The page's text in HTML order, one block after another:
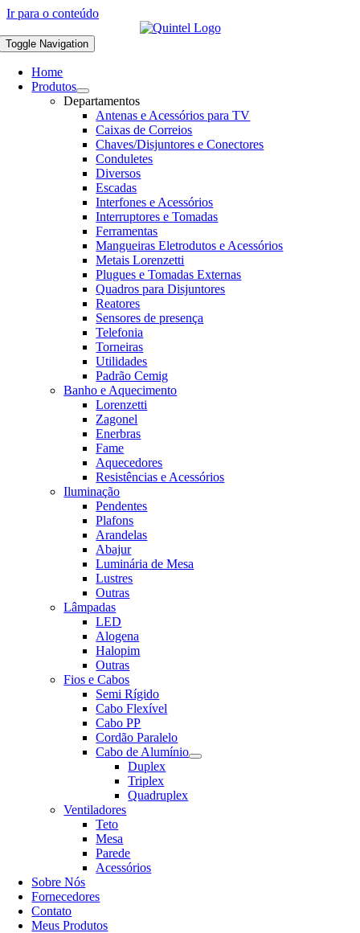
Ir para o conteúdo
Toggle Navigation
Home
Produtos
Departamentos
Antenas e Acessórios para TV
Caixas de Correios
Chaves/Disjuntores e Conectores
Conduletes
Diversos
Escadas
Interfones e Acessórios
Interruptores e Tomadas
Ferramentas
Mangueiras Eletrodutos e Acessórios
Metais Lorenzetti
Plugues e Tomadas Externas
Quadros para Disjuntores
Reatores
Sensores de presença
Telefonia
Torneiras
Utilidades
Padrão Cemig
Banho e Aquecimento
Lorenzetti
Zagonel
Enerbras
Fame
Aquecedores
Resistências e Acessórios
Iluminação
Pendentes
Plafons
Arandelas
Abajur
Luminária de Mesa
Lustres
Outras
Lâmpadas
LED
Alogena
Halopim
Outras
Fios e Cabos
Semi Rígido
Cabo Flexível
Cabo PP
Cordão Paralelo
Cabo de Alumínio
Duplex
Triplex
Quadruplex
Ventiladores
Teto
Mesa
Parede
Acessórios
Sobre Nós
Fornecedores
Contato
Meus Produtos